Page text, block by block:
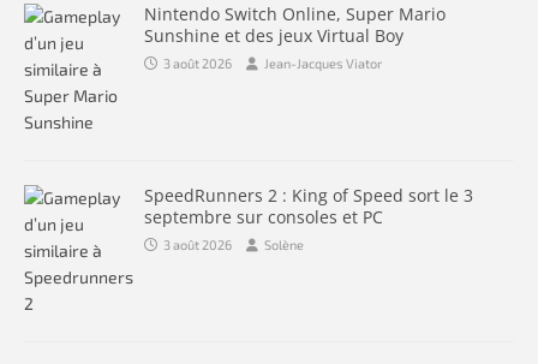
Nintendo Switch Online, Super Mario
Sunshine et des jeux Virtual Boy
3 août 2026 Jean-Jacques Viator
SpeedRunners 2 : King of Speed sort le 3
septembre sur consoles et PC
3 août 2026 Solène